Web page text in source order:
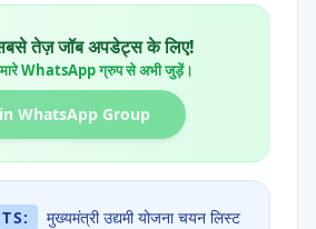
तेज़ जॉब अपडेट्स के लिए!
WhatsApp ग्रुप से अभी जुड़ें।
WhatsApp Group
मुख्यमंत्री उद्यमी योजना चयन लिस्ट